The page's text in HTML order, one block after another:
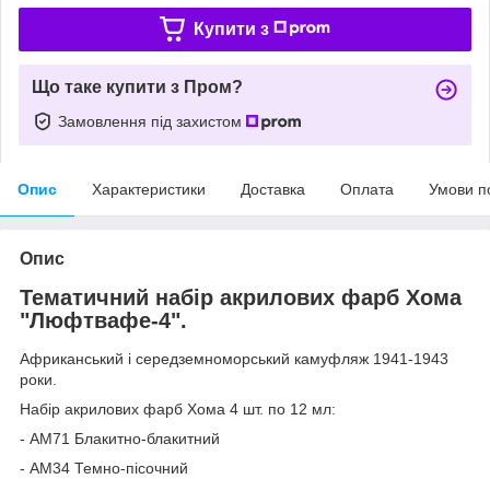
Купити з
Що таке купити з Пром?
Замовлення під захистом
Опис Характеристики Доставка Оплата Умови
Опис
Тематичний набір акрилових фарб Хома
"Люфтвафе-4".
Африканський і середземноморський камуфляж 1941-1943
роки.
Набір акрилових фарб Хома 4 шт. по 12 мл:
- АМ71 Блакитно-блакитний
- АМ34 Темно-пісочний